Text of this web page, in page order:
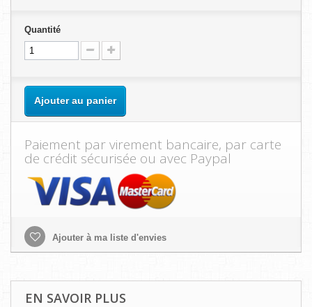
Quantité
Ajouter au panier
Paiement par virement bancaire, par carte
de crédit sécurisée ou avec Paypal
Ajouter à ma liste d'envies
EN SAVOIR PLUS